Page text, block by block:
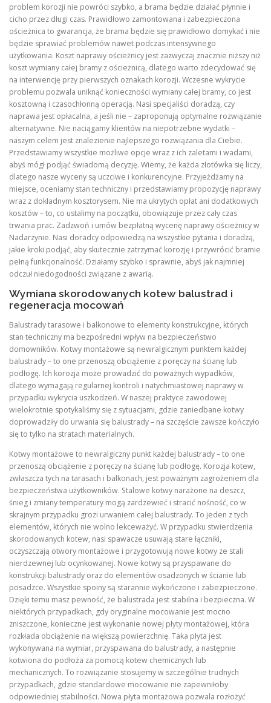
problem korozji nie powróci szybko, a brama będzie działać płynnie i
cicho przez długi czas. Prawidłowo zamontowana i zabezpieczona
ościeżnica to gwarancja, że brama będzie się prawidłowo domykać i nie
będzie sprawiać problemów nawet podczas intensywnego
użytkowania. Koszt naprawy ościeżnicy jest zazwyczaj znacznie niższy niż
koszt wymiany całej bramy z ościeżnicą, dlatego warto zdecydować się
na interwencję przy pierwszych oznakach korozji. Wczesne wykrycie
problemu pozwala uniknąć konieczności wymiany całej bramy, co jest
kosztowną i czasochłonną operacją. Nasi specjaliści doradzą, czy
naprawa jest opłacalna, a jeśli nie – zaproponują optymalne rozwiązanie
alternatywne. Nie naciągamy klientów na niepotrzebne wydatki –
naszym celem jest znalezienie najlepszego rozwiązania dla Ciebie.
Przedstawiamy wszystkie możliwe opcje wraz z ich zaletami i wadami,
abyś mógł podjąć świadomą decyzję. Wiemy, że każda złotówka się liczy,
dlatego nasze wyceny są uczciwe i konkurencyjne. Przyjeżdżamy na
miejsce, oceniamy stan techniczny i przedstawiamy propozycję naprawy
wraz z dokładnym kosztorysem. Nie ma ukrytych opłat ani dodatkowych
kosztów – to, co ustalimy na początku, obowiązuje przez cały czas
trwania prac. Zadzwoń i umów bezpłatną wycenę naprawy ościeżnicy w
Nadarzynie. Nasi doradcy odpowiedzą na wszystkie pytania i doradzą,
jakie kroki podjąć, aby skutecznie zatrzymać korozję i przywrócić bramie
pełną funkcjonalność. Działamy szybko i sprawnie, abyś jak najmniej
odczuł niedogodności związane z awarią.
Wymiana skorodowanych kotew balustrad i
regeneracja mocowań
Balustrady tarasowe i balkonowe to elementy konstrukcyjne, których
stan techniczny ma bezpośredni wpływ na bezpieczeństwo
domowników. Kotwy montażowe są newralgicznym punktem każdej
balustrady – to one przenoszą obciążenie z poręczy na ścianę lub
podłogę. Ich korozja może prowadzić do poważnych wypadków,
dlatego wymagają regularnej kontroli i natychmiastowej naprawy w
przypadku wykrycia uszkodzeń. W naszej praktyce zawodowej
wielokrotnie spotykaliśmy się z sytuacjami, gdzie zaniedbane kotwy
doprowadziły do urwania się balustrady – na szczęście zawsze kończyło
się to tylko na stratach materialnych.
Kotwy montażowe to newralgiczny punkt każdej balustrady – to one
przenoszą obciążenie z poręczy na ścianę lub podłogę. Korozja kotew,
zwłaszcza tych na tarasach i balkonach, jest poważnym zagrożeniem dla
bezpieczeństwa użytkowników. Stalowe kotwy narażone na deszcz,
śnieg i zmiany temperatury mogą zardzewieć i stracić nośność, co w
skrajnym przypadku grozi urwaniem całej balustrady. To jeden z tych
elementów, których nie wolno lekceważyć. W przypadku stwierdzenia
skorodowanych kotew, nasi spawacze usuwają stare łączniki,
oczyszczają otwory montażowe i przygotowują nowe kotwy ze stali
nierdzewnej lub ocynkowanej. Nowe kotwy są przyspawane do
konstrukcji balustrady oraz do elementów osadzonych w ścianie lub
posadzce. Wszystkie spoiny są starannie wykończone i zabezpieczone.
Dzięki temu masz pewność, że balustrada jest stabilna i bezpieczna. W
niektórych przypadkach, gdy oryginalne mocowanie jest mocno
zniszczone, konieczne jest wykonanie nowej płyty montażowej, która
rozkłada obciążenie na większą powierzchnię. Taka płyta jest
wykonywana na wymiar, przyspawana do balustrady, a następnie
kotwiona do podłoża za pomocą kotew chemicznych lub
mechanicznych. To rozwiązanie stosujemy w szczególnie trudnych
przypadkach, gdzie standardowe mocowanie nie zapewniłoby
odpowiedniej stabilności. Nowa płyta montażowa pozwala rozłożyć